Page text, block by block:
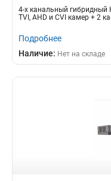
4-х канальный гибридный
TVI, AHD и CVI камер + 2
Подробнее
Наличие: Нет на складе